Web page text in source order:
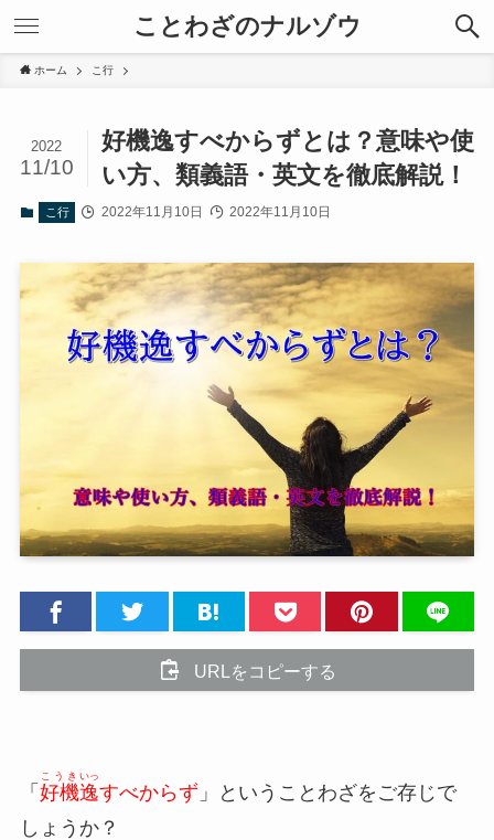
ことわざのナルゾウ
ホーム こ行
好機逸すべからずとは？意味や使
い方、類義語・英文を徹底解説！
2022
11/10
こ行 2022年11月10日 2022年11月10日
URLをコピーする
「 好機
こうき
逸
いっ
すべからず」ということわざをご存じで
しょうか？